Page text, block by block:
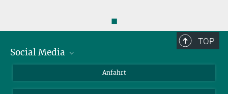
◼
TOP
Social Media
LinkedIn
Anfahrt